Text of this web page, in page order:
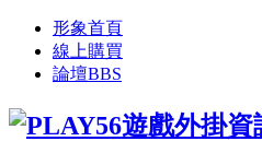
形象首頁
線上購買
論壇BBS